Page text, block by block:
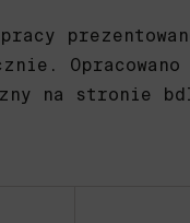
Opracowano
na stronie